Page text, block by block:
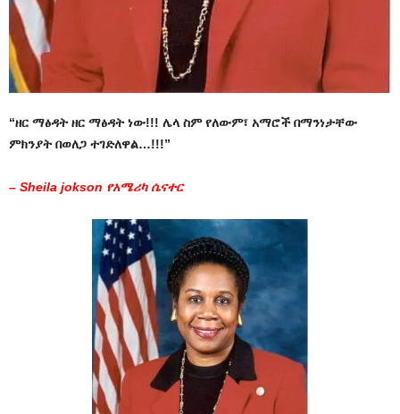
“ዘር ማፅዳት ዘር ማፅዳት ነው!!! ሌላ ስም የለውም፣ አማሮች በማንነታቸው
ምክንያት በወለጋ ተገድለዋል…!!!”
– Sheila jokson የአሜሪካ ሴናተር